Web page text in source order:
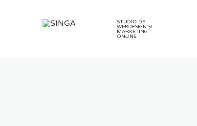
STUDIO DE
WEBDESIGN ȘI
MARKETING
ONLINE